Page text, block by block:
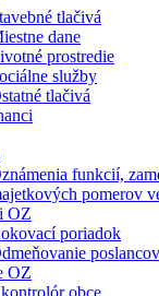
tlačivá
dane
prostredie
služby
tlačivá
funkcií,
pomerov
OZ
poriadok
poslancov
OZ